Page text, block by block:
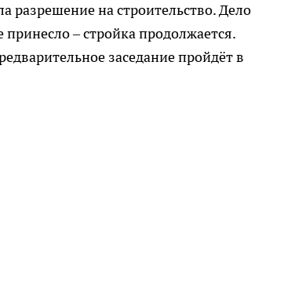
разрешение на строительство. Дело
– стройка продолжается.
заседание пройдёт в